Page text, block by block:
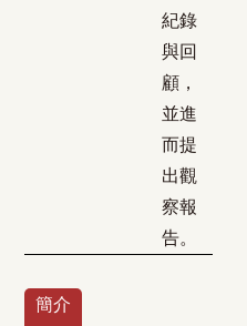
紀錄
與回
顧，
並進
而提
出觀
察報
告。
簡介